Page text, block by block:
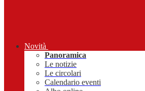
Novità
Panoramica
Le notizie
Le circolari
Calendario eventi